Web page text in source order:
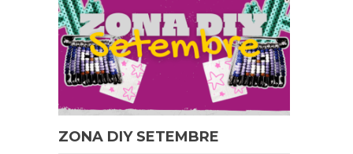
ZONA DIY SETEMBRE